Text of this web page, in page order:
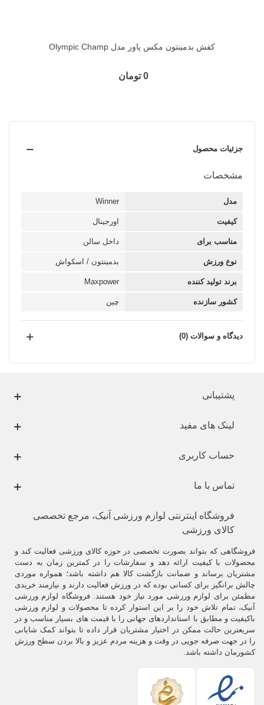
کفش بدمینتون مکس پاور مدل Olympic Champ
0 تومان
جزئیات محصول
مشخصات
مدل Winner
کیفیت اورجینال
مناسب برای داخل سالن
نوع ورزش بدمینتون / اسکواش
برند تولید کننده Maxpower
کشور سازنده چین
دیدگاه و سوالات (0)
پشتیبانی
لینک های مفید
حساب کاربری
تماس با ما
فروشگاه اینترنتی لوازم ورزشی آنیک، مرجع تخصصی
کالای ورزشی
فروشگاهی که بتواند بصورت تخصصی در حوزه کالای ورزشی فعالیت کند و
محصولات با کیفیت ارائه دهد و سفارشات را در کمترین زمان به دست
مشتریان برساند و ضمانت بازگشت کالا هم داشته باشد؛ همواره موردی
چالش برانگیز برای کسانی بوده که در ورزش فعالیت دارند و نیازمند خریدی
مطمئن برای لوازم ورزشی مورد نیاز خود هستند. فروشگاه لوازم ورزشی
آنیک، تمام تلاش خود را بر این استوار کرده تا محصولات و لوازم ورزشی
باکیفیت و مطابق با استانداردهای جهانی را با قیمت های بسیار مناسب و در
سریعترین حالت ممکن در اختیار مشتریان قرار داده تا بتواند کمک شایانی
را در جهت صرفه جویی در وقت و هزینه مردم عزیز و بالا بردن سطح ورزش
کشورمان داشته باشد.